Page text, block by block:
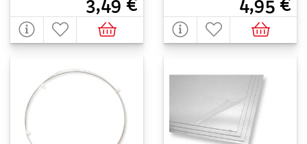
3,49 € 4,95 €